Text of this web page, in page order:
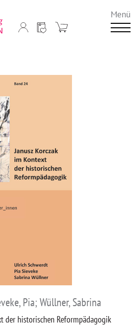
Menü
Pia; Wüllner, Sabrina
der historischen Reformpädagogik